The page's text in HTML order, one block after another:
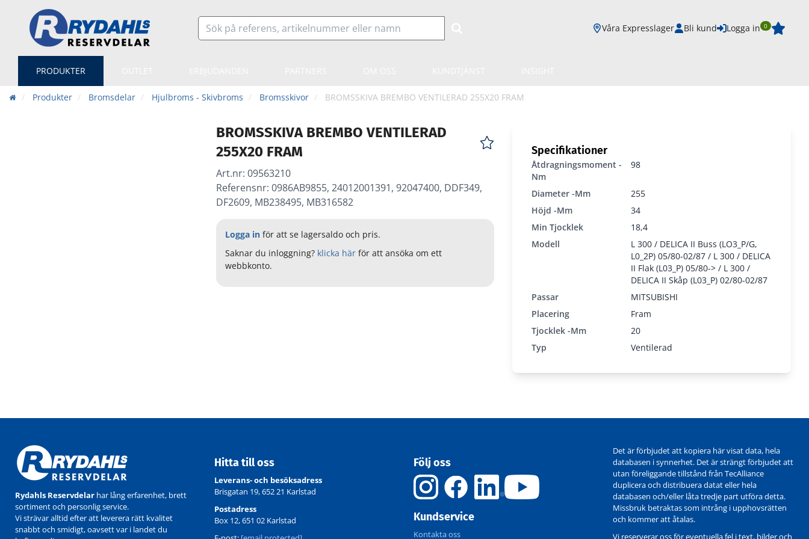
Våra Expresslager Bli kund Logga in 0
PRODUKTER
Produkter Bromsdelar Hjulbroms - Skivbroms Bromsskivor BROMSSKIVA BREMBO VENTILERAD 255X20 FRAM
BROMSSKIVA BREMBO VENTILERAD
255X20 FRAM
Art.nr: 09563210
Referensnr: 0986AB9855, 24012001391, 92047400, DDF349,
DF2609, MB238495, MB316582
Logga inför att se lagersaldo och pris.
Saknar du inloggning? klicka härför att ansöka om ett
webbkonto.
Specifikationer
Åtdragningsmoment -
Nm
98
Diameter -mm
255
Höjd -mm
34
Min Tjocklek
18,4
Modell
L 300 / DELICA II Buss (LO3_P/G,
L0_2P) 05/80-02/87 / L 300 / DELICA
II Flak (L03_P) 05/80-> / L 300 /
DELICA II Skåp (L03_P) 02/80-02/87
Passar
MITSUBISHI
Placering
Fram
Tjocklek -mm
20
Typ
Ventilerad
Rydahls Reservdelar har lång erfarenhet, brett
sortiment och personlig service.
Vi strävar alltid efter att leverera rätt kvalitet
snabbt och smidigt, oavsett var i landet du
Hitta till oss
Leverans- och besöksadress
Brisgatan 19, 652 21 Karlstad
Postadress
Box 12, 651 02 Karlstad
Följ oss
Kundservice
Kontakta oss
Det är förbjudet att kopiera här visat data, hela
databasen i synnerhet. Det är strängt förbjudet att
utan föreliggande tillstånd från TecAlliance
duplicera och distribuera datat eller hela
databasen och/eller låta tredje part utföra detta.
Missbruk betraktas som intrång i upphovsrätten
och kommer att åtalas.
Vi reserverar oss för eventuella fel i text, bilder och